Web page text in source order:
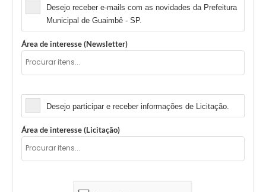
Desejo receber e-mails com as novidades da Prefeitura
Municipal de Guaimbê - SP.
Área de interesse (Newsletter)
Desejo participar e receber informações de Licitação.
Área de interesse (Licitação)